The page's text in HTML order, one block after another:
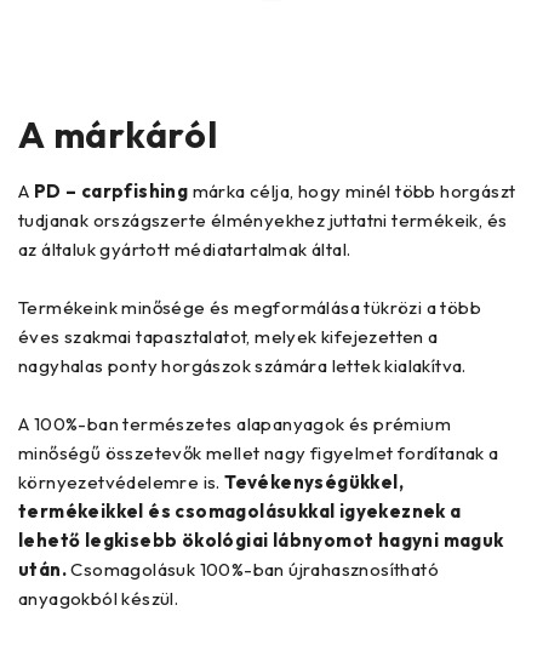
A márkáról
A PD – carpfishing márka célja, hogy minél több horgászt
tudjanak országszerte élményekhez juttatni termékeik, és
az általuk gyártott médiatartalmak által.
Termékeink minősége és megformálása tükrözi a több
éves szakmai tapasztalatot, melyek kifejezetten a
nagyhalas ponty horgászok számára lettek kialakítva.
A 100%-ban természetes alapanyagok és prémium
minőségű összetevők mellet nagy figyelmet fordítanak a
környezetvédelemre is.Tevékenységükkel,
termékeikkel és csomagolásukkal igyekeznek a
lehető legkisebb ökológiai lábnyomot hagyni maguk
után.Csomagolásuk 100%-ban újrahasznosítható
anyagokból készül.